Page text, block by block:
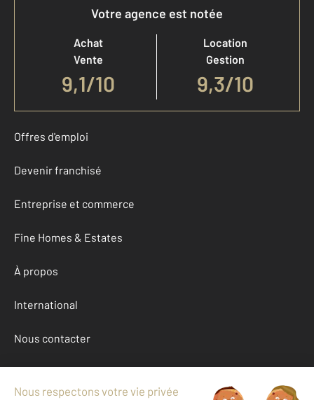
Votre agence est notée
Achat
Vente
9,1/10
Location
Gestion
9,3/10
Offres d'emploi
Devenir franchisé
Entreprise et commerce
Fine Homes & Estates
À propos
International
Nous contacter